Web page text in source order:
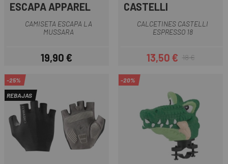
ESCAPA APPAREL
CAMISETA ESCAPA LA
MUSSARA
Precio
19,90 €
CASTELLI
CALCETINES CASTELLI
ESPRESSO 18
Precio
13,50 €Precio regular
18 €
-25%
REBAJAS
-20%